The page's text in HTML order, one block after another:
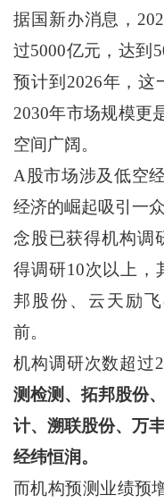
据国新办消息，
过5000亿元，达到
预计到2026年，这
2030年市场规模更
空间广阔。
A股市场涉及低空
经济的崛起吸引一
念股已获得机构调
得调研10次以上，
邦股份、云天励
前。
机构调研次数超过
测检测、拓邦股份
计、溯联股份、万
经纬恒润。
而机构预测业绩预